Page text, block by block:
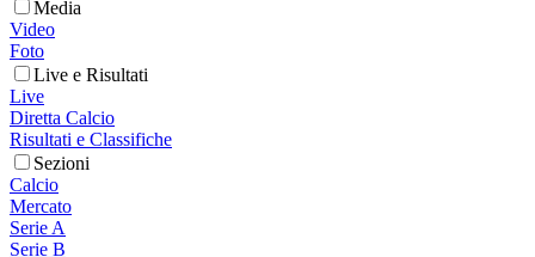
Media
Video
Foto
Live e Risultati
Live
Diretta Calcio
Risultati e Classifiche
Sezioni
Calcio
Mercato
Serie A
Serie B